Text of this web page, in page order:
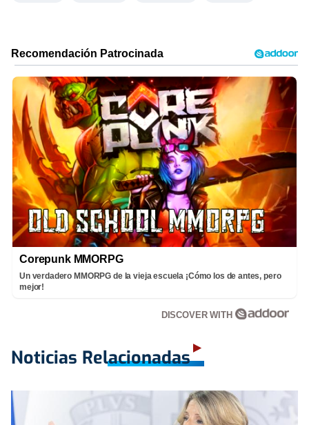
Corepunk MMORPG
Un verdadero MMORPG de la vieja escuela ¡Cómo los de antes, pero
mejor!
DISCOVER WITH
Noticias Relacionadas